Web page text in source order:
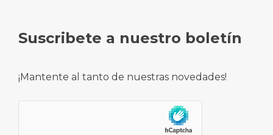
Suscribete a nuestro boletín
¡Mantente al tanto de nuestras novedades!